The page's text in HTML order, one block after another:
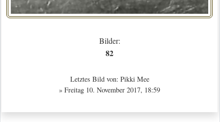
Bilder:
82
Letztes Bild von: Pikki Mee
» Freitag 10. November 2017, 18:59